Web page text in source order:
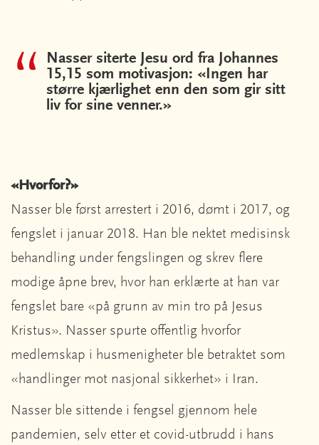
Nasser siterte Jesu ord fra Johannes
15,15 som motivasjon: «Ingen har
større kjærlighet enn den som gir sitt
liv for sine venner.»
«Hvorfor?»
Nasser ble først arrestert i 2016, dømt i 2017, og
fengslet i januar 2018. Han ble nektet medisinsk
behandling under fengslingen og skrev flere
modige åpne brev, hvor han erklærte at han var
fengslet bare «på grunn av min tro på Jesus
Kristus». Nasser spurte offentlig hvorfor
medlemskap i husmenigheter ble betraktet som
«handlinger mot nasjonal sikkerhet» i Iran.
Nasser ble sittende i fengsel gjennom hele
pandemien, selv etter et covid-utbrudd i hans